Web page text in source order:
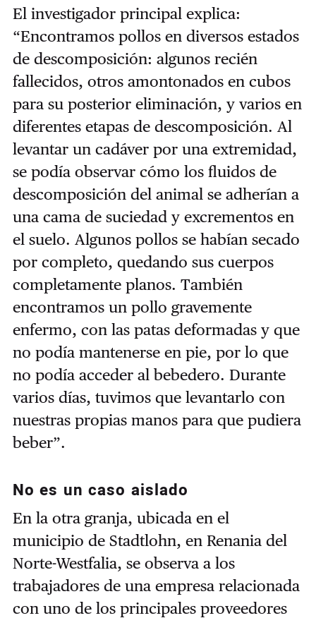
El investigador principal explica:
“Encontramos pollos en diversos estados
de descomposición: algunos recién
fallecidos, otros amontonados en cubos
para su posterior eliminación, y varios en
diferentes etapas de descomposición. Al
levantar un cadáver por una extremidad,
se podía observar cómo los fluidos de
descomposición del animal se adherían a
una cama de suciedad y excrementos en
el suelo. Algunos pollos se habían secado
por completo, quedando sus cuerpos
completamente planos. También
encontramos un pollo gravemente
enfermo, con las patas deformadas y que
no podía mantenerse en pie, por lo que
no podía acceder al bebedero. Durante
varios días, tuvimos que levantarlo con
nuestras propias manos para que pudiera
beber”.
No es un caso aislado
En la otra granja, ubicada en el
municipio de Stadtlohn, en Renania del
Norte-Westfalia, se observa a los
trabajadores de una empresa relacionada
con uno de los principales proveedores